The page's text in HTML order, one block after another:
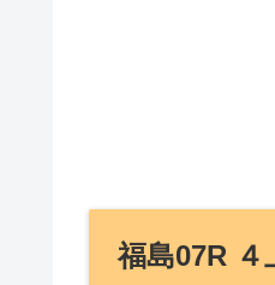
福島07R ４